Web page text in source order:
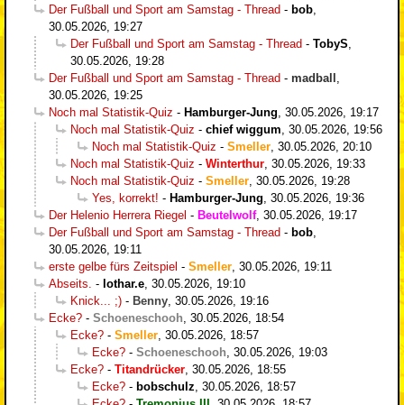
Der Fußball und Sport am Samstag - Thread - bob
30.05.2026, 19:27
Der Fußball und Sport am Samstag - Thread - TobyS
30.05.2026, 19:28
Der Fußball und Sport am Samstag - Thread - madball
30.05.2026, 19:25
Noch mal Statistik-Quiz - Hamburger-Jung 30.05.2026, 19:17
Noch mal Statistik-Quiz - chief wiggum 30.05.2026, 19:56
Noch mal Statistik-Quiz - Smeller 30.05.2026, 20:10
Noch mal Statistik-Quiz - Winterthur 30.05.2026, 19:33
Noch mal Statistik-Quiz - Smeller 30.05.2026, 19:28
Yes, korrekt! - Hamburger-Jung 30.05.2026, 19:36
Der Helenio Herrera Riegel - Beutelwolf, 30.05.2026, 19:17
Der Fußball und Sport am Samstag - Thread - bob
30.05.2026, 19:11
erste gelbe fürs Zeitspiel - Smeller 30.05.2026, 19:11
Abseits. - lothar.e 30.05.2026, 19:10
Knick... ;) - Benny 30.05.2026, 19:16
Ecke? - Schoeneschooh 30.05.2026, 18:54
Ecke? - Smeller 30.05.2026, 18:57
Ecke? - Schoeneschooh 30.05.2026, 19:03
Ecke? - Titandrücker 30.05.2026, 18:55
Ecke? - bobschulz 30.05.2026, 18:57